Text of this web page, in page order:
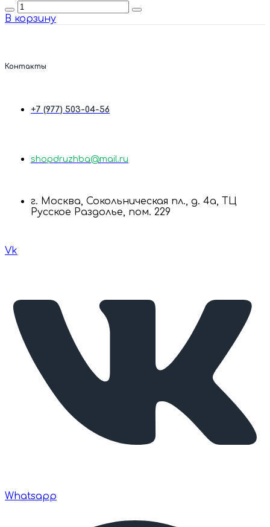
Quantity
В корзину
Контакты
+7 (977) 503-04-56
shopdruzhba@mail.ru
г. Москва, Сокольническая пл., д. 4а, ТЦ
Русское Раздолье, пом. 229
Vk
Whatsapp